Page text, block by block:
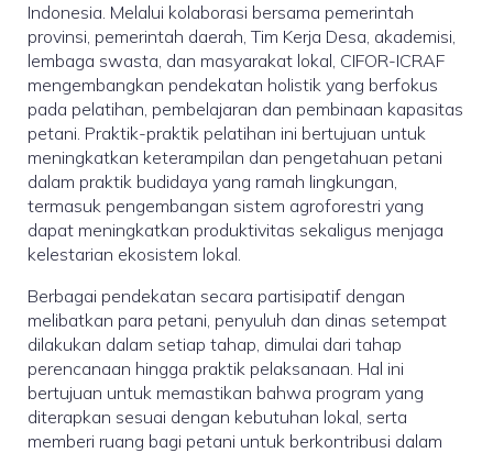
Indonesia. Melalui kolaborasi bersama pemerintah
provinsi, pemerintah daerah, Tim Kerja Desa, akademisi,
lembaga swasta, dan masyarakat lokal, CIFOR-ICRAF
mengembangkan pendekatan holistik yang berfokus
pada pelatihan, pembelajaran dan pembinaan kapasitas
petani. Praktik-praktik pelatihan ini bertujuan untuk
meningkatkan keterampilan dan pengetahuan petani
dalam praktik budidaya yang ramah lingkungan,
termasuk pengembangan sistem agroforestri yang
dapat meningkatkan produktivitas sekaligus menjaga
kelestarian ekosistem lokal.
Berbagai pendekatan secara partisipatif dengan
melibatkan para petani, penyuluh dan dinas setempat
dilakukan dalam setiap tahap, dimulai dari tahap
perencanaan hingga praktik pelaksanaan. Hal ini
bertujuan untuk memastikan bahwa program yang
diterapkan sesuai dengan kebutuhan lokal, serta
memberi ruang bagi petani untuk berkontribusi dalam